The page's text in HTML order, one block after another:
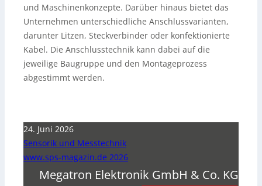
und Maschinenkonzepte. Darüber hinaus bietet das
Unternehmen unterschiedliche Anschlussvarianten,
darunter Litzen, Steckverbinder oder konfektionierte
Kabel. Die Anschlusstechnik kann dabei auf die
jeweilige Baugruppe und den Montageprozess
abgestimmt werden.
24. Juni 2026
Sensorik und Messtechnik
www.sps-magazin.de 2026
Megatron Elektronik GmbH & Co. KG